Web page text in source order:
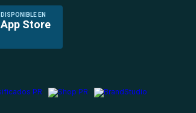
DISPONIBLE EN
App Store